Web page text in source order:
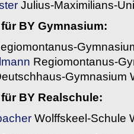
Julius-Maximilians-
BY Gymnasium:
Regiomontanus-
Gymnasium
BY Realschule:
Wolffskeel-Schule